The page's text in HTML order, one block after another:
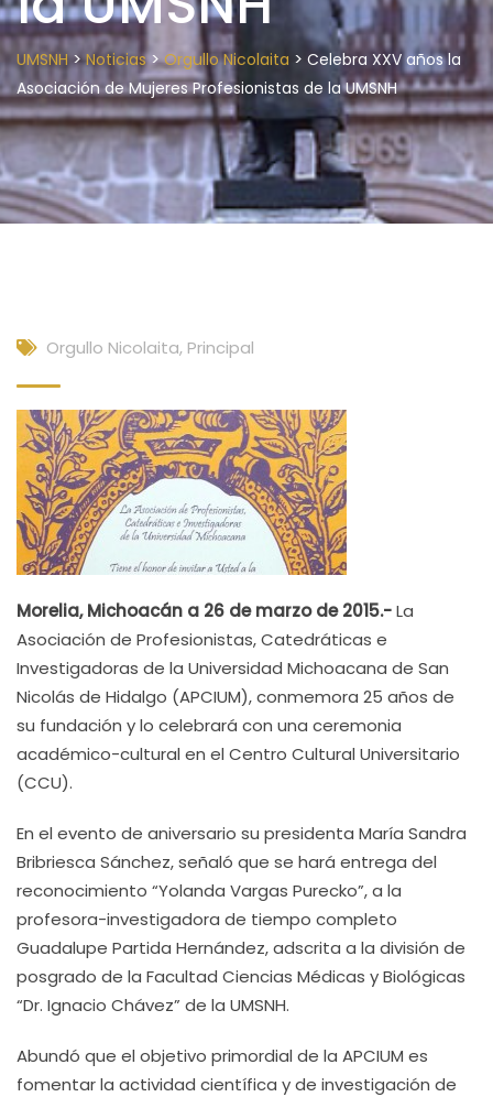
UMSNH>Noticias>Orgullo Nicolaita > Celebra XXV años la
Asociación de Mujeres Profesionistas de la UMSNH
Orgullo Nicolaita, Principal
Morelia, Michoacán a 26 de marzo de 2015.-La
Asociación de Profesionistas, Catedráticas e
Investigadoras de la Universidad Michoacana de San
Nicolás de Hidalgo (APCIUM), conmemora 25 años de
su fundación y lo celebrará con una ceremonia
académico-cultural en el Centro Cultural Universitario
(CCU).
En el evento de aniversario su presidenta María Sandra
Bribriesca Sánchez, señaló que se hará entrega del
reconocimiento “Yolanda Vargas Purecko”, a la
profesora-investigadora de tiempo completo
Guadalupe Partida Hernández, adscrita a la división de
posgrado de la Facultad Ciencias Médicas y Biológicas
“Dr. Ignacio Chávez” de la UMSNH.
Abundó que el objetivo primordial de la APCIUM es
fomentar la actividad científica y de investigación de